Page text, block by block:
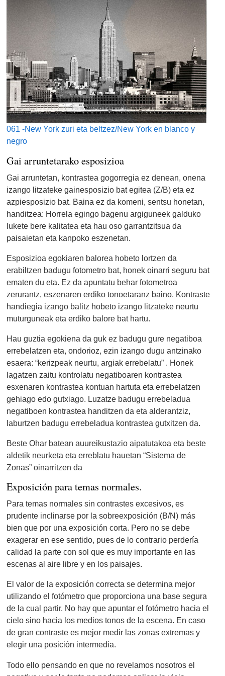
061 -New York zuri eta beltzez/New York en blanco y
negro
Gai arruntetarako esposizioa
Gai arruntetan, kontrastea gogorregia ez denean, onena
izango litzateke gainesposizio bat egitea (Z/B) eta ez
azpiesposizio bat. Baina ez da komeni, sentsu honetan,
handitzea: Horrela egingo bagenu argiguneek galduko
lukete bere kalitatea eta hau oso garrantzitsua da
paisaietan eta kanpoko eszenetan.
Esposizioa egokiaren balorea hobeto lortzen da
erabiltzen badugu fotometro bat, honek oinarri seguru bat
ematen du eta. Ez da apuntatu behar fotometroa
zerurantz, eszenaren erdiko tonoetaranz baino. Kontraste
handiegia izango balitz hobeto izango litzateke neurtu
muturguneak eta erdiko balore bat hartu.
Hau guztia egokiena da guk ez badugu gure negatiboa
errebelatzen eta, ondorioz, ezin izango dugu antzinako
esaera: “kerizpeak neurtu, argiak errebelatu” . Honek
lagatzen zaitu kontrolatu negatiboaren kontrastea
esxenaren kontrastea kontuan hartuta eta errebelatzen
gehiago edo gutxiago. Luzatze badugu errebeladua
negatiboen kontrastea handitzen da eta alderantziz,
laburtzen badugu errebeladua kontrastea gutxitzen da.
Beste Ohar batean auureikustazio aipatutakoa eta beste
aldetik neurketa eta erreblatu hauetan “Sistema de
Zonas” oinarritzen da
Exposición para temas normales.
Para temas normales sin contrastes excesivos, es
prudente inclinarse por la sobreexposición (B/N) más
bien que por una exposición corta. Pero no se debe
exagerar en ese sentido, pues de lo contrario perdería
calidad la parte con sol que es muy importante en las
escenas al aire libre y en los paisajes.
El valor de la exposición correcta se determina mejor
utilizando el fotómetro que proporciona una base segura
de la cual partir. No hay que apuntar el fotómetro hacia el
cielo sino hacia los medios tonos de la escena. En caso
de gran contraste es mejor medir las zonas extremas y
elegir una posición intermedia.
Todo ello pensando en que no revelamos nosotros el